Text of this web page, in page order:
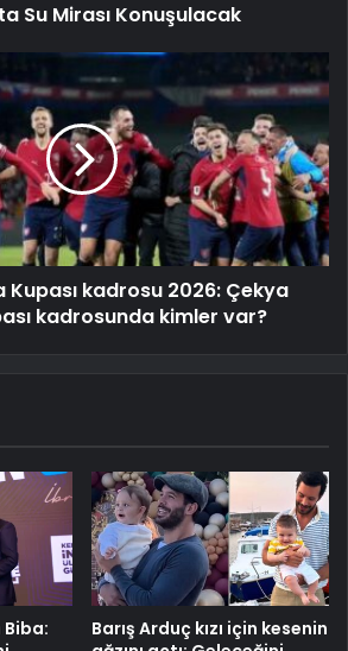
Su Mirası Konuşulacak
Kupası kadrosu 2026: Çekya
kadrosunda kimler var?
Biba:
Barış Arduç kızı için kesenin